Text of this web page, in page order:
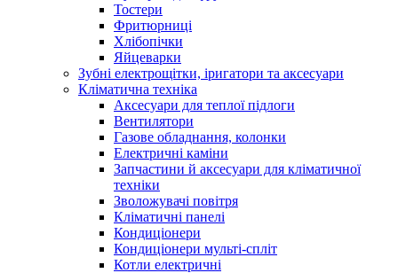
Тостери
Фритюрниці
Хлібопічки
Яйцеварки
Зубні електрощітки, іригатори та аксесуари
Кліматична техніка
Аксесуари для теплої підлоги
Вентилятори
Газове обладнання, колонки
Електричні каміни
Запчастини й аксесуари для кліматичної
техніки
Зволожувачі повітря
Кліматичні панелі
Кондиціонери
Кондиціонери мульті-спліт
Котли електричні